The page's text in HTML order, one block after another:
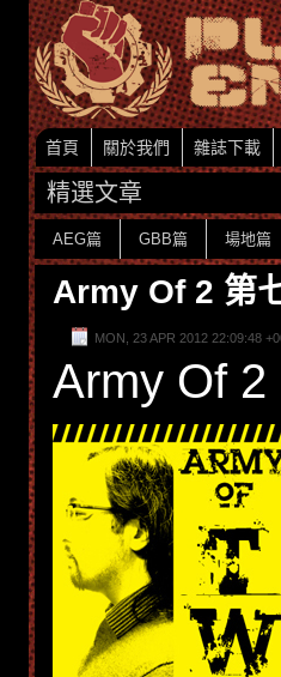
首頁 關於我們 雜誌下載
精選文章
AEG篇 GBB篇 場地篇
Army Of 2 第
MON, 23 APR 2012 22:09:48
Army Of 2